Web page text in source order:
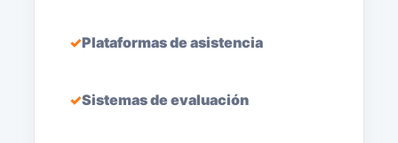
Plataformas de asistencia
Sistemas de evaluación